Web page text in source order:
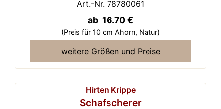
Art.-Nr. 78780061
ab 16.70 €
(Preis für 10 cm Ahorn, Natur)
weitere Größen und Preise
Hirten Krippe
Schafscherer